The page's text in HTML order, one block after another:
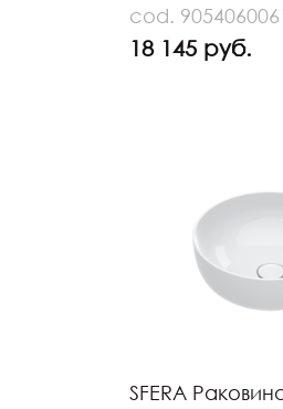
cod.
18 145 руб.
SFERA